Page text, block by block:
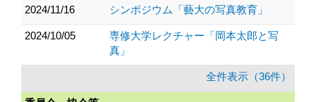
2024/11/16 シンポジウム「藝大の写真教育」
2024/10/05
専修大学レクチャー「岡本太郎と写
真」
全件表示（36件）